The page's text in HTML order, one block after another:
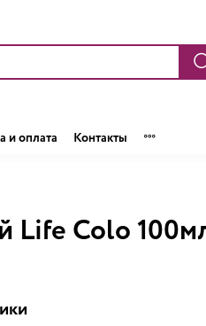
и оплата Контакты
Life Colo